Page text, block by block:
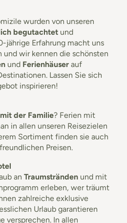
wurden von unseren
begutachtet und
jährige Erfahrung macht uns
und wir kennen die schönsten
und Ferienhäuser auf
Lassen Sie sich
inspirieren!
der Familie? Ferien mit
in allen unseren Reisezielen
Sortiment finden sie auch
Preisen.
an Traumstränden und mit
erleben, wer träumt
zahlreiche exklusive
Urlaub garantieren
versprechen. In allen